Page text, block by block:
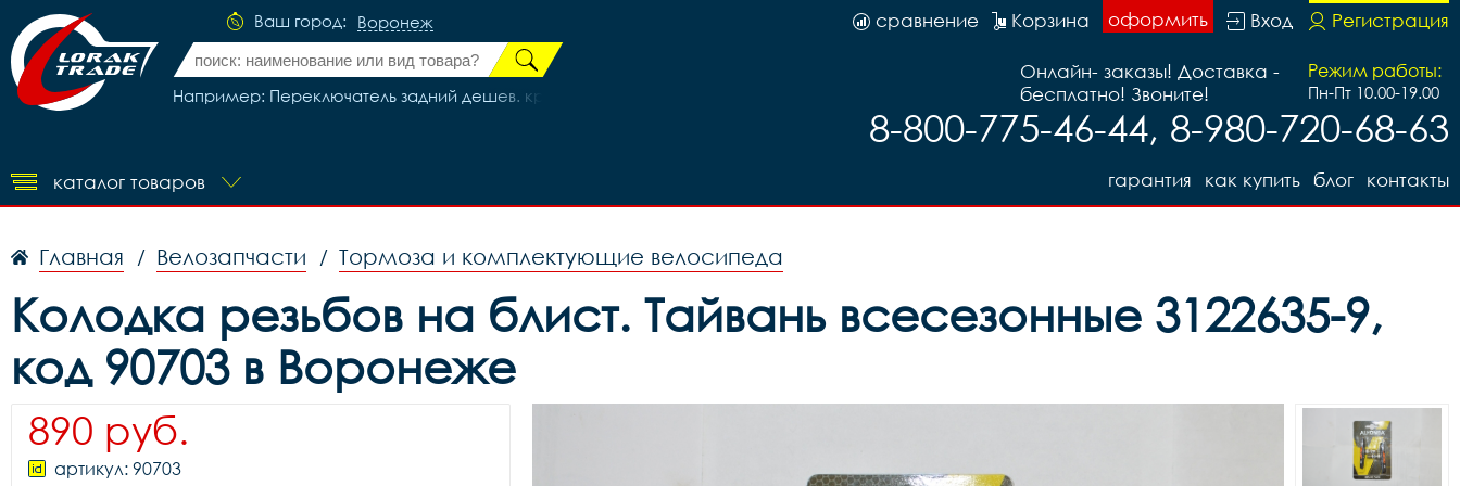
Ваш город: Воронеж
Например: Переключатель задний дешев. крюк 3132658-6
Регистрация
Вход
оформить
Корзина
сравнение
Режим работы:
Пн-Пт 10.00-19.00
Онлайн- заказы! Доставка -
бесплатно! Звоните!
8-800-775-46-44, 8-980-720-68-63
каталог товаров контакты
блог
как купить
гарантия
Главная / Велозапчасти / Тормоза и комплектующие велосипеда
Колодка резьбов на блист. Тайвань всесезонные 3122635-9,
код 90703 в Воронеже
890 руб.
артикул: 90703